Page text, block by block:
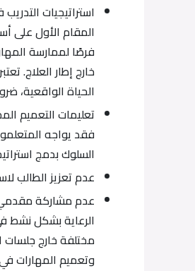
استراتيجيات
المقام الأول على
فرصًا لممارسة
خارج إطار العلاج.
الحياة الواقعية،
فقد يواجه
السلوك بدمج
عدم تعزيز الطالب
عدم مشاركة مقدمي
مختلفة خارج جلسات
وتعميم المهارات في